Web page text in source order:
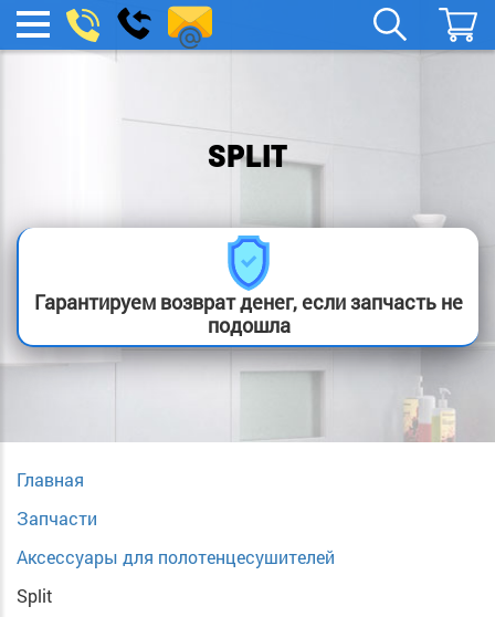
МЕНЮ
boylera@yandex.ru
Заказать
звонок
SPLIT
Гарантируем возврат денег, если запчасть не
подошла
Главная
Запчасти
Аксессуары для полотенцесушителей
Split